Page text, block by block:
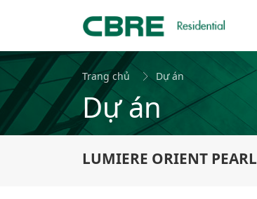
Trang chủ Dự án
Dự án
LUMIERE ORIENT PEARL